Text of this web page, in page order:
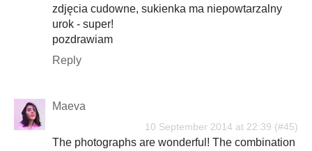
zdjęcia cudowne, sukienka ma niepowtarzalny
urok - super!
pozdrawiam
Reply
Maeva
10 September 2014 at 22:39
The photographs are wonderful! The combination